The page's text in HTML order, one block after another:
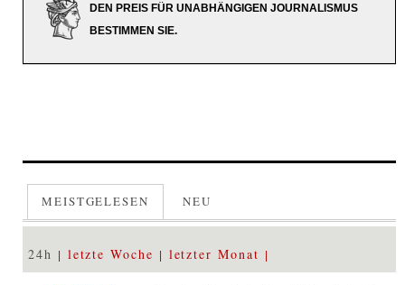
DEN PREIS FÜR UNABHÄNGIGEN JOURNALISMUS
BESTIMMEN SIE.
MEISTGELESEN NEU
24h letzte Woche letzter Monat